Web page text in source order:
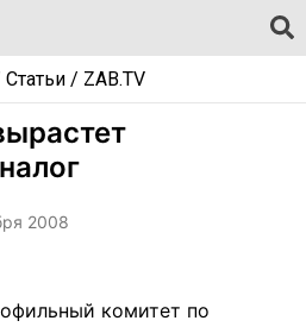
Статьи/ ZAB.TV
2008
комитет по